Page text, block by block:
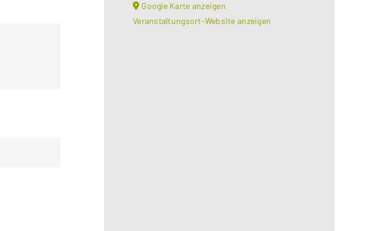
Google Karte anzeigen
Veranstaltungsort-Website anzeigen